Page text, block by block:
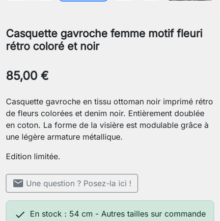
Casquette gavroche femme motif fleuri
rétro coloré et noir
85,00 €
Casquette gavroche en tissu ottoman noir imprimé rétro
de fleurs colorées et denim noir. Entièrement doublée
en coton. La forme de la visière est modulable grâce à
une légère armature métallique.
Edition limitée.
mail Une question ? Posez-la ici !
 En stock : 54 cm - Autres tailles sur commande